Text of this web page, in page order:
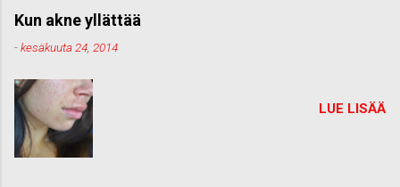
Kun akne yllättää
-kesäkuuta 24, 2014
LUE LISÄÄ